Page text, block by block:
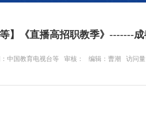
等】《直播高招职教季》-------
：中国教育电视台等 审核： 编辑：曹潮 访问量